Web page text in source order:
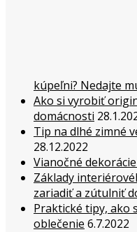
kúpeľni? Nedajte
Ako si vyrobiť
domácnosti
Tip na dlhé zimné
28.12.2022
Vianočné
Základy
zariadiť a zútulniť
Praktické tipy, ako
oblečenie 6.7.2022